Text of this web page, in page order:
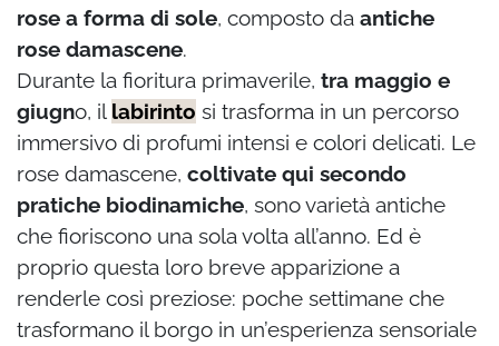
rose a forma di sole, composto da antiche
rose damascene.
Durante la fioritura primaverile, tra maggio e
giugno, il labirinto si trasforma in un percorso
immersivo di profumi intensi e colori delicati. Le
rose damascene, coltivate qui secondo
pratiche biodinamiche, sono varietà antiche
che fioriscono una sola volta all’anno. Ed è
proprio questa loro breve apparizione a
renderle così preziose: poche settimane che
trasformano il borgo in un’esperienza sensoriale